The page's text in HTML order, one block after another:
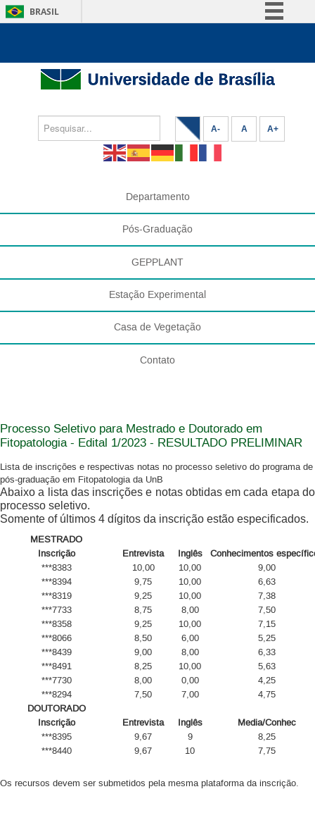
BRASIL
Participe
Legislação
Canais
A- A A+
Departamento
Pós-Graduação
GEPPLANT
Estação Experimental
Casa de Vegetação
Contato
Processo Seletivo para Mestrado e Doutorado em
Fitopatologia - Edital 1/2023 - RESULTADO PRELIMINAR
Lista de inscrições e respectivas notas no processo seletivo do programa de
pós-graduação em Fitopatologia da UnB
Abaixo a lista das inscrições e notas obtidas em cada etapa do
processo seletivo.
Somente of últimos 4 dígitos da inscrição estão especificados.
MESTRADO
Inscrição
Entrevista Inglês
Conhecimentos
***8383
10,00 10,00
9,00
***8394
9,75 10,00
6,63
***8319
9,25 10,00
7,38
***7733
8,75 8,00
7,50
***8358
9,25 10,00
7,15
***8066
8,50 6,00
5,25
***8439
9,00 8,00
6,33
***8491
8,25 10,00
5,63
***7730
8,00 0,00
4,25
***8294
7,50 7,00
4,75
DOUTORADO
Inscrição
Entrevista Inglês
Media/Conhec
***8395
9,67 9
8,25
***8440
9,67 10 7,75
Os recursos devem ser submetidos pela mesma plataforma da inscrição.